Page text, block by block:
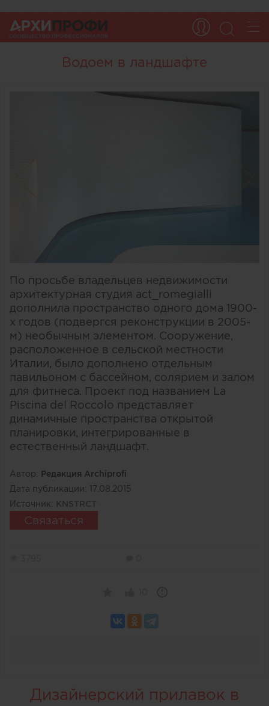
Водоем в ландшафте
По просьбе владельцев недвижимости
архитектурная студия act_romegialli
дополнила пространство одного дома 1900-
х годов (подвергся реконструкции в 2005-
м) необычным элементом. Сооружение,
расположенное в сельской местности
Италии, было дополнено отдельным
павильоном с бассейном, солярием и залом
для фитнеса. Проект под названием La
Piscina del Roccolo представляет
динамичные пространства открытой
планировки, интегрированные в
естественный ландшафт.
Автор: Редакция Archiprofi
Дата публикации: 17.08.2015
Источник: KNSTRCT
Связаться
Дизайнерский прилавок в